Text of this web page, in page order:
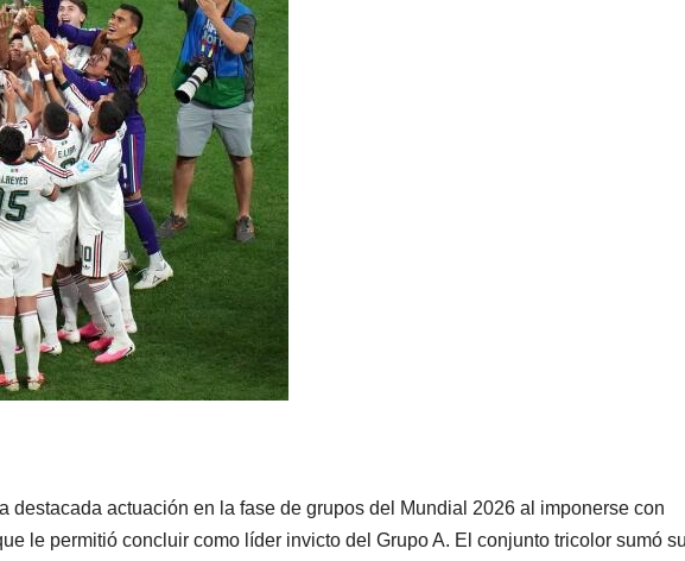
destacada actuación en la fase de grupos del Mundial 2026 al imponerse con
le permitió concluir como líder invicto del Grupo A. El conjunto tricolor sumó